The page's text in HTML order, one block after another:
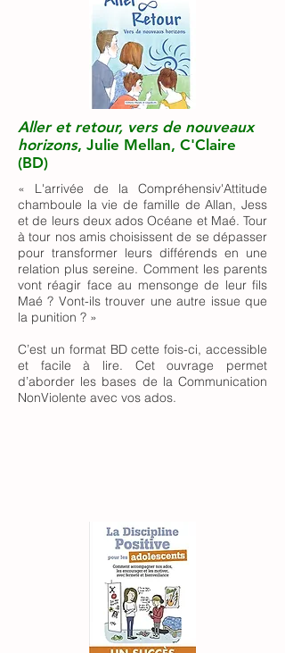
Aller et retour, vers de nouveaux
horizons, Julie Mellan, C'Claire
(BD)
« L'arrivée de la Compréhensiv'Attitude
chamboule la vie de famille de Allan, Jess
et de leurs deux ados Océane et Maé. Tour
à tour nos amis choisissent de se dépasser
pour transformer leurs différends en une
relation plus sereine. Comment les parents
vont réagir face au mensonge de leur fils
Maé ? Vont-ils trouver une autre issue que
la punition ? »
C’est un format BD cette fois-ci, accessible
et facile à lire. Cet ouvrage permet
d’aborder les bases de la Communication
NonViolente avec vos ados.